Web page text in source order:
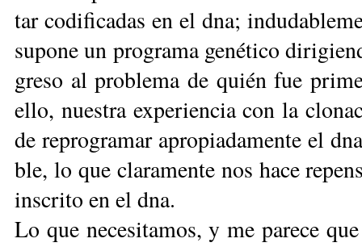
tar co­di­fi­ca­das en el dna;
su­po­ne un pro­gra­ma ge­né­ti­co
greso al pro­ble­ma de quién fue
ello, nues­tra ex­pe­rien­cia con la
de re­pro­gra­mar apro­pia­da­men­te el
ble, lo que cla­ra­men­te nos ha­ce
ins­cri­to en el dna.
Lo que ne­ce­si­ta­mos, y me pa­re­ce